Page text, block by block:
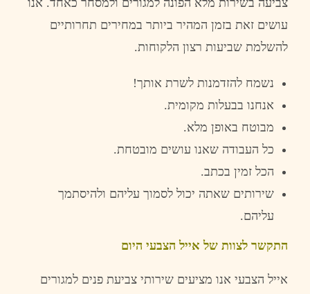
צביעה בשירות מלא הפונה למגורים ולמסחר כאחד. אנו
עושים זאת בזמן המהיר ביותר במחירים תחרותיים
להשלמת שביעות רצון הלקוחות.
נשמח להזדמנות לשרת אותך!
אנחנו בבעלות מקומית.
מבוטח באופן מלא.
כל העבודה שאנו עושים מובטחת.
הכל זמין בכתב.
שירותים שאתה יכול לסמוך עליהם ולהיסתמך
עליהם.
התקשר לצוות של אייל הצבעי היום
אייל הצבעי אנו מציעים שירותי צביעת פנים למגורים